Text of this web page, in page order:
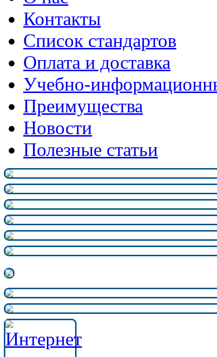
Контакты
Список стандартов
Оплата и доставка
Учебно-
Преимущества
Новости
Полезные статьи